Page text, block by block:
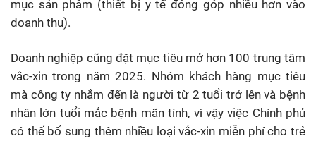
mục sản phẩm (thiết bị y tế đóng góp nhiều hơn vào
doanh thu).
Doanh nghiệp cũng đặt mục tiêu mở hơn 100 trung tâm
vắc-xin trong năm 2025. Nhóm khách hàng mục tiêu
mà công ty nhắm đến là người từ 2 tuổi trở lên và bệnh
nhân lớn tuổi mắc bệnh mãn tính, vì vậy việc Chính phủ
có thể bổ sung thêm nhiều loại vắc-xin miễn phí cho trẻ